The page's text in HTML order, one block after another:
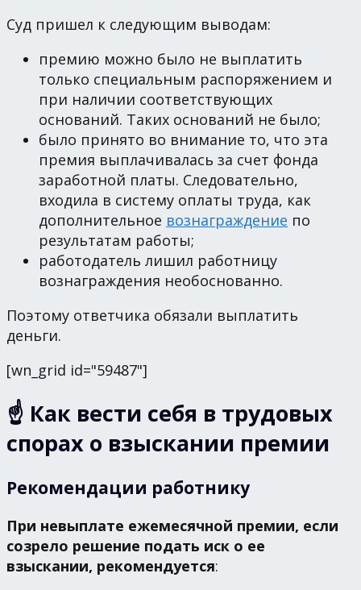
Суд пришел к следующим выводам:
премию можно было не выплатить
только специальным распоряжением и
при наличии соответствующих
оснований. Таких оснований не было;
было принято во внимание то, что эта
премия выплачивалась за счет фонда
заработной платы. Следовательно,
входила в систему оплаты труда, как
дополнительное вознаграждение по
результатам работы;
работодатель лишил работницу
вознаграждения необоснованно.
Поэтому ответчика обязали выплатить
деньги.
[wn_grid id="59487"]
☝️ Как вести себя в трудовых
спорах о взыскании премии
Рекомендации работнику
При невыплате ежемесячной премии, если
созрело решение подать иск о ее
взыскании, рекомендуется: